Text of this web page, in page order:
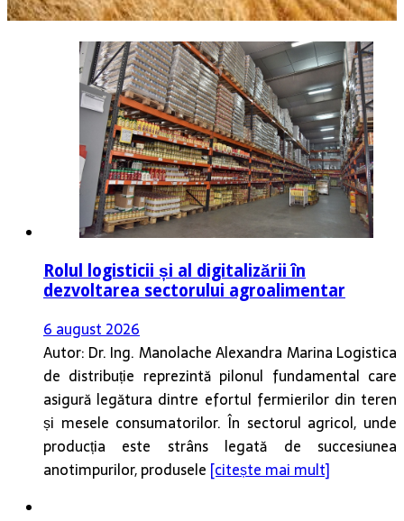
Rolul logisticii și al digitalizării în
dezvoltarea sectorului agroalimentar
6 august 2026
Autor: Dr. Ing. Manolache Alexandra Marina Logistica
de distribuție reprezintă pilonul fundamental care
asigură legătura dintre efortul fermierilor din teren
și mesele consumatorilor. În sectorul agricol, unde
producția este strâns legată de succesiunea
anotimpurilor, produsele [citește mai mult]